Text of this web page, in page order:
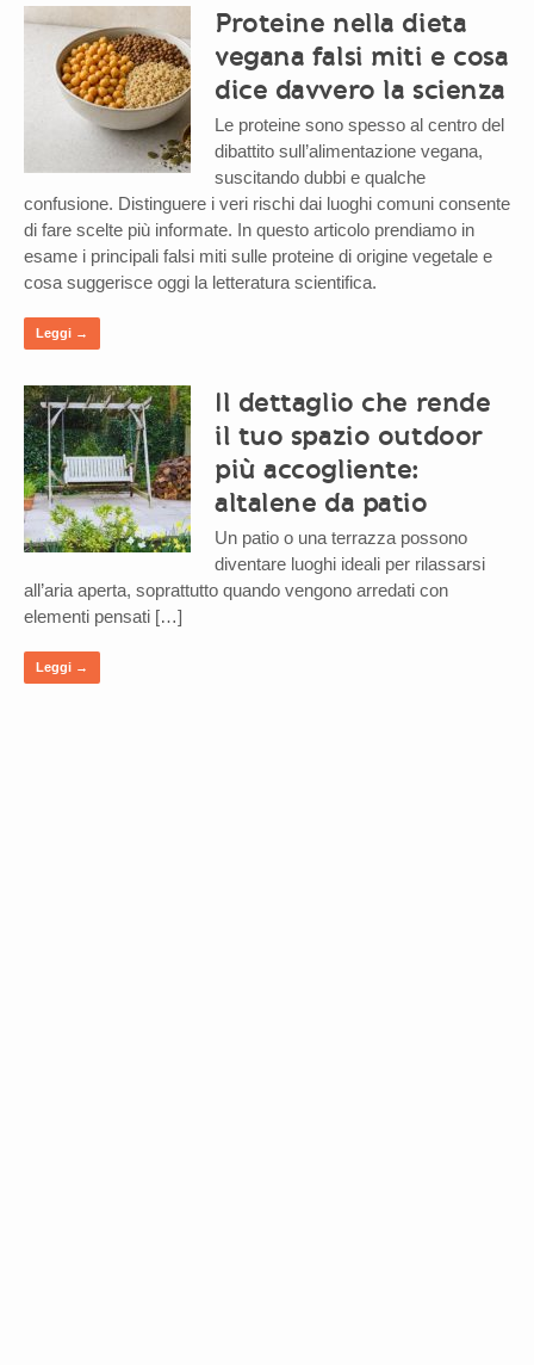
Proteine nella dieta
vegana falsi miti e cosa
dice davvero la scienza
Le proteine sono spesso al centro del
dibattito sull’alimentazione vegana,
suscitando dubbi e qualche
confusione. Distinguere i veri rischi dai luoghi comuni consente
di fare scelte più informate. In questo articolo prendiamo in
esame i principali falsi miti sulle proteine di origine vegetale e
cosa suggerisce oggi la letteratura scientifica.
Leggi →
Il dettaglio che rende
il tuo spazio outdoor
più accogliente:
altalene da patio
Un patio o una terrazza possono
diventare luoghi ideali per rilassarsi
all’aria aperta, soprattutto quando vengono arredati con
elementi pensati […]
Leggi →